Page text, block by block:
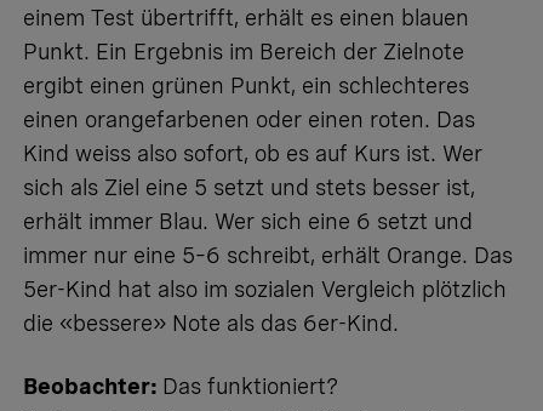
einem Test übertrifft, erhält es einen blauen
Punkt. Ein Ergebnis im Bereich der Zielnote
ergibt einen grünen Punkt, ein schlechteres
einen orangefarbenen oder einen roten. Das
Kind weiss also sofort, ob es auf Kurs ist. Wer
sich als Ziel eine 5 setzt und stets besser ist,
erhält immer Blau. Wer sich eine 6 setzt und
immer nur eine 5–6 schreibt, erhält Orange. Das
5er-Kind hat also im sozialen Vergleich plötzlich
die «bessere» Note als das 6er-Kind.
Beobachter: Das funktioniert?